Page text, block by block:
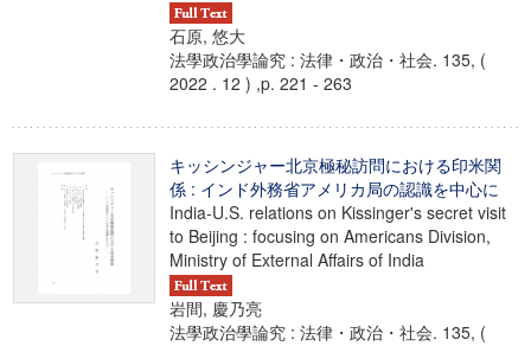
石原, 悠大
法學政治學論究 : 法律・政治・社会. 135, (
2022 . 12 ) ,p. 221 - 263
キッシンジャー北京極秘訪問における印米関
係 : インド外務省アメリカ局の認識を中心に
India-U.S. relations on Kissinger's secret visit
to Beijing : focusing on Americans Division,
Ministry of External Affairs of India
岩間, 慶乃亮
法學政治學論究 : 法律・政治・社会. 135, (